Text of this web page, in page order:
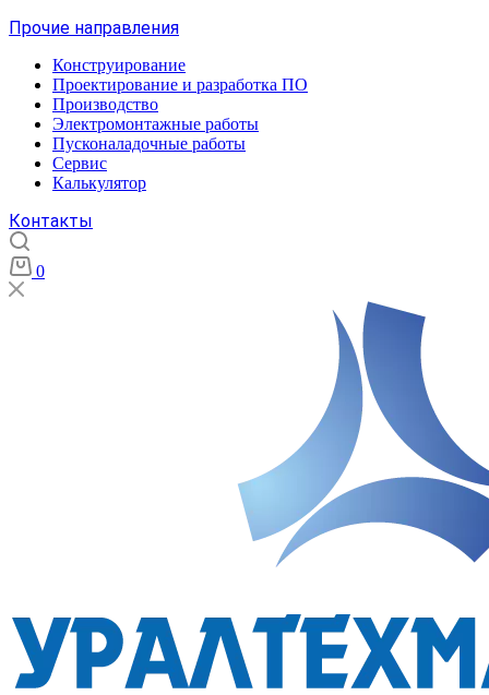
Прочие направления
Конструирование
Проектирование и разработка ПО
Производство
Электромонтажные работы
Пусконаладочные работы
Сервис
Калькулятор
Контакты
0